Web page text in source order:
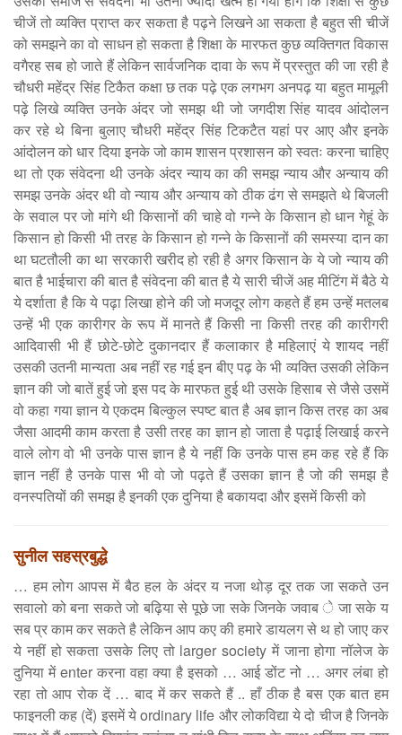
चीजें तो व्यक्ति प्राप्त कर सकता है पढ़ने लिखने आ सकता है बहुत सी चीजें
को समझने का वो साधन हो सकता है शिक्षा के मारफत कुछ व्यक्तिगत विकास
वगैरह सब हो जाते हैं लेकिन सार्वजनिक दावा के रूप में प्रस्तुत की जा रही है
चौधरी महेंद्र सिंह टिकैत कक्षा छ तक पढ़े एक लगभग अनपढ़ या बहुत मामूली
पढ़े लिखे व्यक्ति उनके अंदर जो समझ थी जो जगदीश सिंह यादव आंदोलन
कर रहे थे बिना बुलाए चौधरी महेंद्र सिंह टिकटैत यहां पर आए और इनके
आंदोलन को धार दिया इनके जो काम शासन प्रशासन को स्वतः करना चाहिए
था तो एक संवेदना थी उनके अंदर न्याय का की समझ न्याय और अन्याय की
समझ उनके अंदर थी वो न्याय और अन्याय को ठीक ढंग से समझते थे बिजली
के सवाल पर जो मांगे थी किसानों की चाहे वो गन्ने के किसान हो धान गेहूं के
किसान हो किसी भी तरह के किसान हो गन्ने के किसानों की समस्या दान का
था घटतौली का था सरकारी खरीद हो रही है अगर किसान के ये जो न्याय की
बात है भाईचारा की बात है संवेदना की बात है ये सारी चीजें अह मीटिंग में बैठे ये
ये दर्शाता है कि ये पढ़ा लिखा होने की जो मजदूर लोग कहते हैं हम उन्हें मतलब
उन्हें भी एक कारीगर के रूप में मानते हैं किसी ना किसी तरह की कारीगरी
आदिवासी भी हैं छोटे-छोटे दुकानदार हैं कलाकार है महिलाएं ये शायद नहीं
उसकी उतनी मान्यता अब नहीं रह गई इन बीए पढ़ के भी व्यक्ति उसकी लेकिन
ज्ञान की जो बातें हुई जो इस पद के मारफत हुई थी उसके हिसाब से जैसे उसमें
वो कहा गया ज्ञान ये एकदम बिल्कुल स्पष्ट बात है अब ज्ञान किस तरह का अब
जैसा आदमी काम करता है उसी तरह का ज्ञान हो जाता है पढ़ाई लिखाई करने
वाले लोग वो भी उनके पास ज्ञान है ये नहीं कि उनके पास हम कह रहे हैं कि
ज्ञान नहीं है उनके पास भी वो जो पढ़ते हैं उसका ज्ञान है जो की समझ है
वनस्पतियों की समझ है इनकी एक दुनिया है बकायदा और इसमें किसी को
सुनील सहस्रबुद्धे
… हम लोग आपस में बैठ हल के अंदर य नजा थोड़ दूर तक जा सकते उन
सवालो को बना सकते जो बढ़िया से पूछे जा सके जिनके जवाब े जा सके य
सब प्र काम कर सकते है लेकिन आप कए की हमारे डायलग से थ हो जाए कर
ये नहीं हो सकता उसके लिए तो larger society में जाना होगा नॉलेज के
दुनिया में enter करना वहा क्या है इसको … आई डोंट नो … अगर लंबा हो
रहा तो आप रोक दें … बाद में कर सकते हैं .. हाँ ठीक है बस एक बात हम
फाइनली कह (दें) इसमें ये ordinary life और लोकविद्या ये दो चीज है जिनके